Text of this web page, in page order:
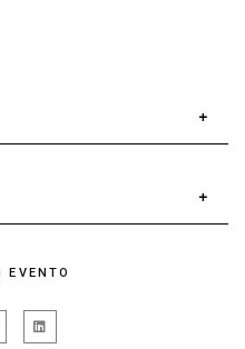
Carmelo Alù
Fornaciai, Daniele
EVENTO